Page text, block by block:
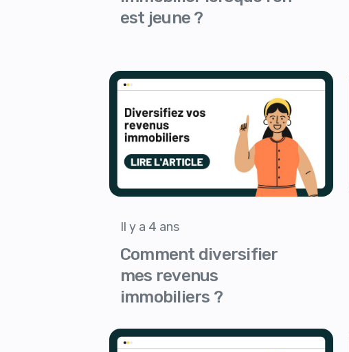
est jeune ?
Il y a 4 ans
Comment diversifier
mes revenus
immobiliers ?